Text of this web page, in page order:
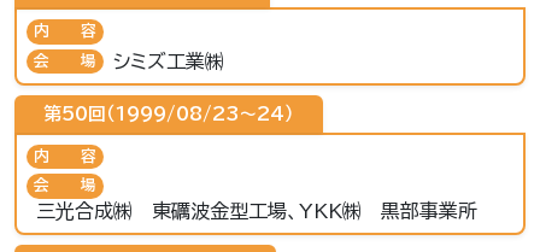
内容
会場
シミズ工業㈱
第50回（1999/08/23〜24）
内容
会場
三光合成㈱ 東礪波金型工場、YKK㈱ 黒部事業所